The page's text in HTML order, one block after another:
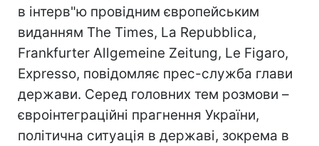
в інтерв"ю провідним європейським
виданням The Times, La Repubblica,
Frankfurter Allgemeine Zeitung, Le Figaro,
Expresso, повідомляє прес-служба глави
держави. Серед головних тем розмови –
євроінтеграційні прагнення України,
політична ситуація в державі, зокрема в